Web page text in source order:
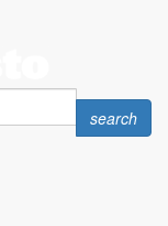
Search
search